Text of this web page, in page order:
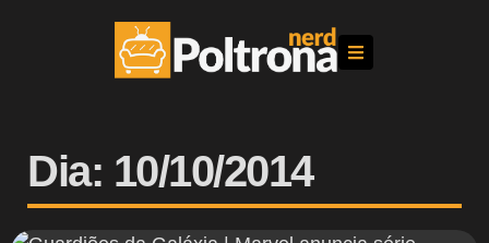
Dia: 10/10/2014